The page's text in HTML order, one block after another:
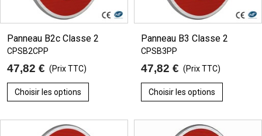
Panneau B2c Classe 2
CPSB2CPP
47,82 € (Prix TTC)
Choisir les options
Panneau B3 Classe 2
CPSB3PP
47,82 € (Prix TTC)
Choisir les options